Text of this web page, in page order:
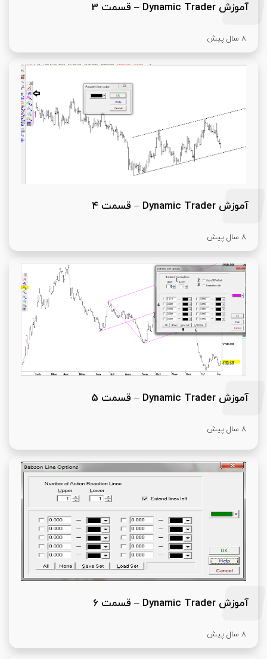
آموزش Dynamic Trader – قسمت 3
8 سال پیش
آموزش Dynamic Trader – قسمت 4
8 سال پیش
آموزش Dynamic Trader – قسمت 5
8 سال پیش
آموزش Dynamic Trader – قسمت 6
8 سال پیش